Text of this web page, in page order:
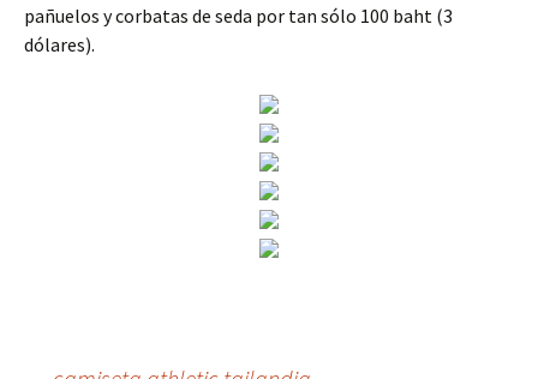
pañuelos y corbatas de seda por tan sólo 100 baht (3
dólares).